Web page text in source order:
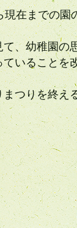
在までの
、幼稚園
いることを
つりを終え